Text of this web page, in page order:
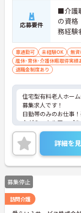
応募要件
■介護
の資
務経
ば尚可
車通勤可 未経験OK 無
産休･育休･介護休暇取得実績
退職金制度あり
住宅型有料老人ホー
募集求人です！
日勤帯のみのお仕事
ながらスキルアップ
ご興味ある方には、
細をお話致しますの
詳細を
募集停止
訪問介護